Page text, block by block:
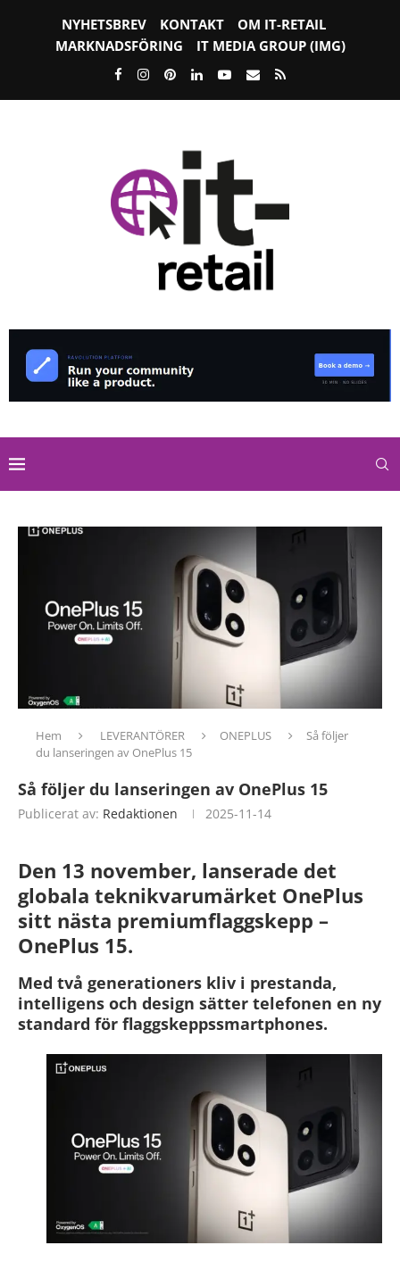
NYHETSBREV KONTAKT
OM IT-RETAIL
MARKNADSFÖRING
IT MEDIA GROUP (IMG)
Hem LEVERANTÖRER ONEPLUS
Så följer
du lanseringen av OnePlus 15
Så följer du lanseringen av OnePlus 15
Publicerat av: Redaktionen 2025-11-14
Den 13 november, lanserade det
globala teknikvarumärket OnePlus
sitt nästa premiumflaggskepp –
OnePlus 15.
Med två generationers kliv i prestanda,
intelligens och design sätter telefonen en ny
standard för flaggskeppssmartphones.